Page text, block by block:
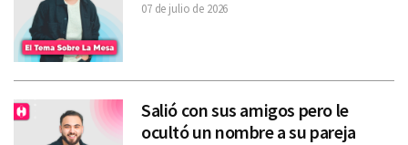
07 de julio de 2026
Salió con sus amigos pero le
ocultó un nombre a su pareja